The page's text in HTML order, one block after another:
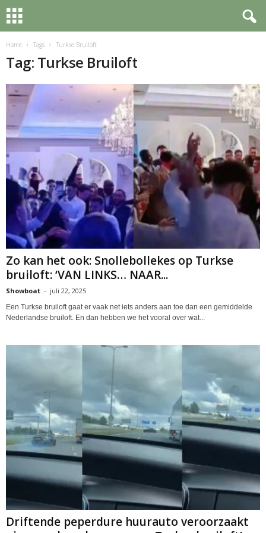
Home Tags Turkse Bruiloft
Tag: Turkse Bruiloft
Zo kan het ook: Snollebollekes op Turkse
bruiloft: ‘VAN LINKS… NAAR...
Showboat - juli 22, 2025
Een Turkse bruiloft gaat er vaak net iets anders aan toe dan een gemiddelde
Nederlandse bruiloft. En dan hebben we het vooral over wat...
Driftende peperdure huurauto veroorzaakt